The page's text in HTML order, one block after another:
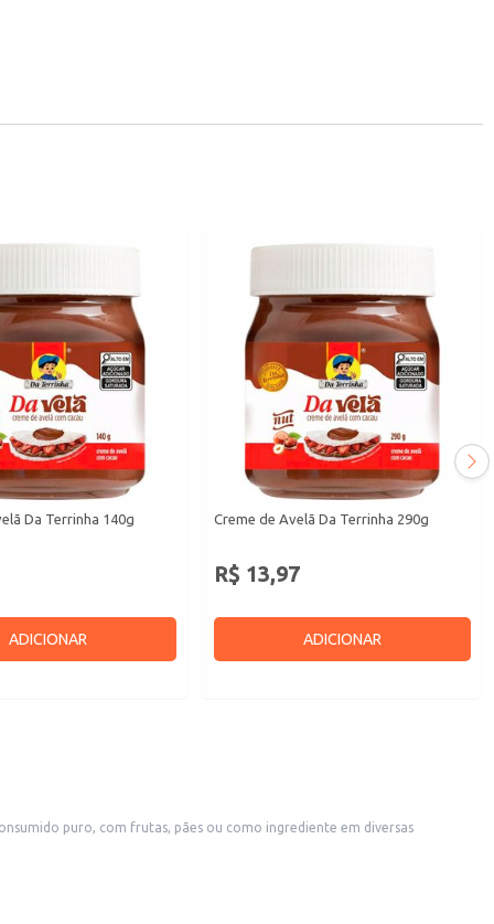
Da Terrinha 140g
ADICIONAR
Creme de Avelã Da Terrinha 290g
R$ 13,97
ADICIONAR
puro, com frutas, pães ou como ingrediente em diversas